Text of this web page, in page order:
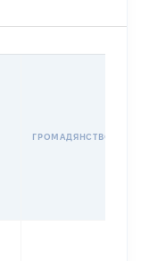
ГРОМАДЯНСТВО